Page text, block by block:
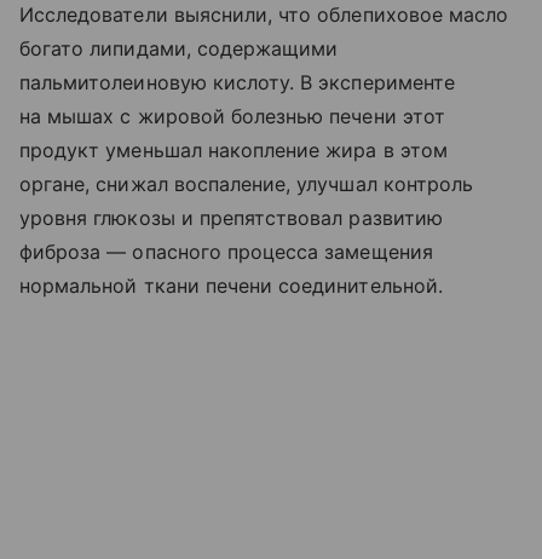
Исследователи выяснили, что облепиховое масло
богато липидами, содержащими
пальмитолеиновую кислоту. В эксперименте
на мышах с жировой болезнью печени этот
продукт уменьшал накопление жира в этом
органе, снижал воспаление, улучшал контроль
уровня глюкозы и препятствовал развитию
фиброза — опасного процесса замещения
нормальной ткани печени соединительной.